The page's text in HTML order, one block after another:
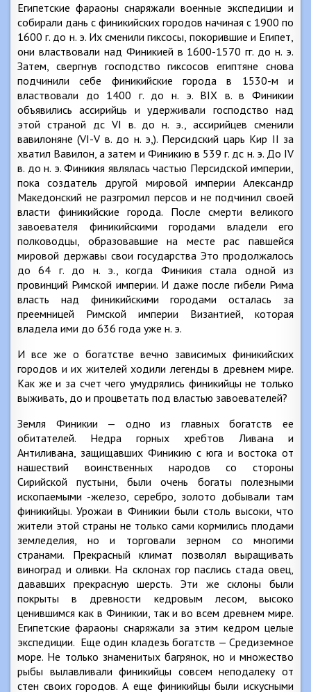
Египетские фараоны снаряжали военные экспедиции и
собирали дань с финикийских городов начиная с 1900 по
1600 г. до н. э. Их сменили гиксосы, покорившие и Египет,
oни властвовали над Финикией в 1600-1570 гг. до н. э.
Затем, свергнув господство гиксосов египтяне снова
подчинили себе финикийские города в 1530-м и
властвовали до 1400 г. до н. э. ВIX в. в Финикии
объявились ассирийць и удерживали господство над
этой страной дс VI в. до н. э., ассирийцев сменили
вавилоняне (VI-V в. до н. э,). Персидский царь Кир II за
хватил Вавилон, а затем и Финикию в 539 г. дс н. э. До IV
в. до н. э. Финикия являлась частью Персидской империи,
пока создатель другой мировой империи Александр
Македонский не разгромил персов и не подчинил своей
власти финикийские города. После смерти великого
завоевателя финикийскими городами владели его
полководцы, образовавшие на месте рас павшейся
мировой державы свои государства Это продолжалось
до 64 г. до н. э., когда Финикия стала одной из
провинций Римской империи. И даже после гибели Рима
власть над финикийскими городами осталась за
преемницей Римской империи Византией, которая
владела ими до 636 года уже н. э.
И все же о богатстве вечно зависимых финикийских
городов и их жителей ходили легенды в древнем мире.
Как же и за счет чего умудрялись финикийцы не только
выживать, до и процветать под властью завоевателей?
Земля Финикии — одно из главных богатств ее
обитателей. Недра горных хребтов Ливана и
Антиливана, защищавших Финикию с юга и востока от
нашествий воинственных народов со стороны
Сирийской пустыни, были очень богаты полезными
ископаемыми -железо, серебро, золото добывали там
финикийцы. Урожаи в Финикии были столь высоки, что
жители этой страны не только сами кормились плодами
земледелия, но и торговали зерном со многими
странами. Прекрасный климат позволял выращивать
виноград и оливки. На склонах гор паслись стада овец,
дававших прекрасную шерсть. Эти же склоны были
покрыты в древности кедровым лесом, высоко
ценившимся как в Финикии, так и во всем древнем мире.
Египетские фараоны снаряжали за этим кедром целые
экспедиции. Еще один кладезь богатств — Средиземное
море. Не только знаменитых багрянок, но и множество
рыбы вылавливали финикийцы совсем неподалеку от
стен своих городов. А еще финикийцы были искусными